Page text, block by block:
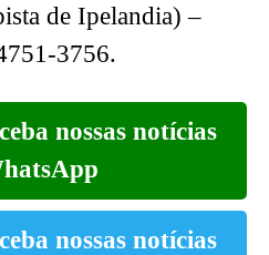
de Ipelandia) –
3756.
nossas notícias
nossas notícias